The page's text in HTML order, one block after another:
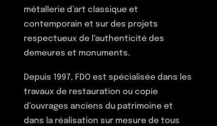
métallerie d’art classique et
contemporain et sur des projets
respectueux de l’authenticité des
demeures et monuments.
Depuis 1997, FDO est spécialisée dans les
travaux de restauration ou copie
d’ouvrages anciens du patrimoine et
dans la réalisation sur mesure de tous